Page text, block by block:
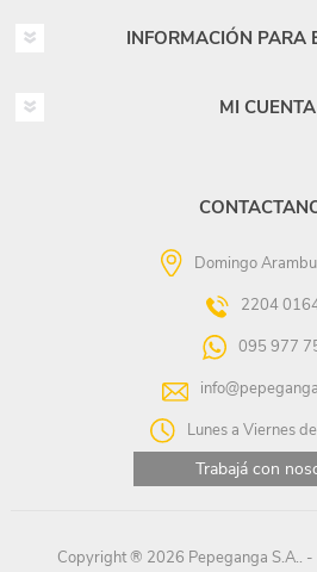
INFORMACIÓN PARA
MI CUENTA
Domingo
2204
095 977
Lunes a Viernes
Trabajá con
Copyright ® 2026 Pepeganga S.A..